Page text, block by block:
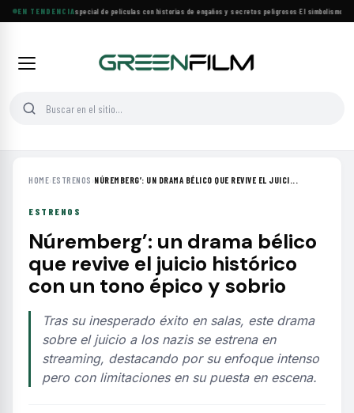
EN TENDENCIA
Lifetime estrena especial de películas con historias de engaños y secretos peligrosos·El simbolismo de
HOME›ESTRENOS ›NÚREMBERG’: UN DRAMA BÉLICO QUE REVIVE EL JUICI...
ESTRENOS
Núremberg’: un drama bélico
que revive el juicio histórico
con un tono épico y sobrio
Tras su inesperado éxito en salas, este drama
sobre el juicio a los nazis se estrena en
streaming, destacando por su enfoque intenso
pero con limitaciones en su puesta en escena.